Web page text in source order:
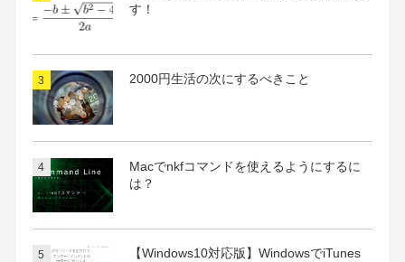
す！
2000円生活の次にするべきこと
Macでnkfコマンドを使えるようにするに
は？
【Windows10対応版】WindowsでiTunes